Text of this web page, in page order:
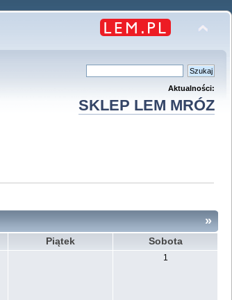
Aktualności:
SKLEP LEM MRÓZ
»
Piątek Sobota
1